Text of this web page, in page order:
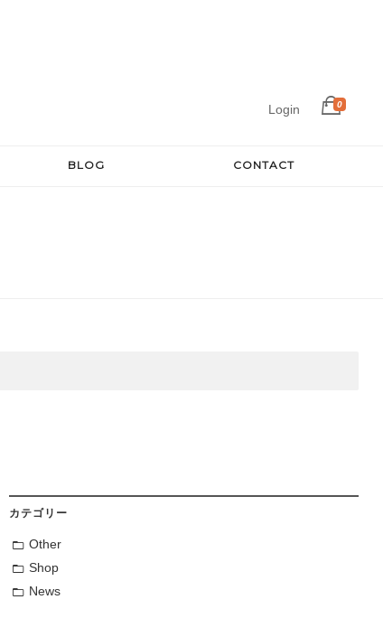
Login 0
BLOG CONTACT
カテゴリー
Other
Shop
News